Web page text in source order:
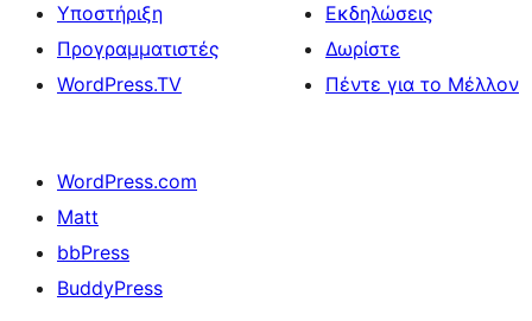
Υποστήριξη
Προγραμματιστές
WordPress.TV
Εκδηλώσεις
Δωρίστε
Πέντε για το Μέλλον
WordPress.com
Matt
bbPress
BuddyPress